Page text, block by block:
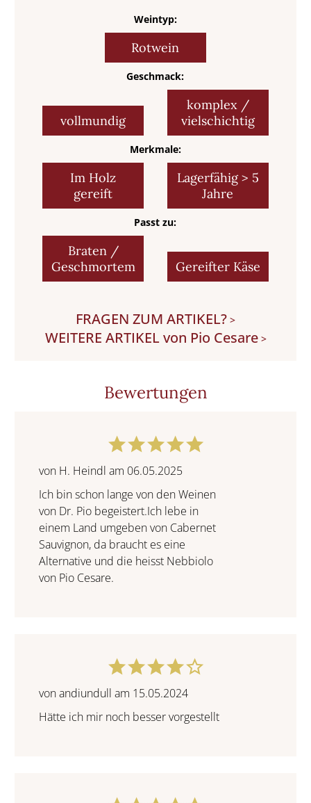
Weintyp:
Rotwein
Geschmack:
vollmundig
komplex /
vielschichtig
Merkmale:
Im Holz
gereift
Lagerfähig > 5
Jahre
Passt zu:
Braten /
Geschmortem
Gereifter Käse
FRAGEN ZUM ARTIKEL? >
WEITERE ARTIKEL von Pio Cesare>
Bewertungen
von H. Heindl am 06.05.2025
Ich bin schon lange von den Weinen
von Dr. Pio begeistert.Ich lebe in
einem Land umgeben von Cabernet
Sauvignon, da braucht es eine
Alternative und die heisst Nebbiolo
von Pio Cesare.
von andiundull am 15.05.2024
Hätte ich mir noch besser vorgestellt